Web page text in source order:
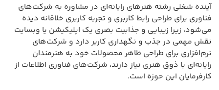
آینده شغلی رشته هنرهای رایانه‌ای در مشاوره به شرکت‌های
فناوری برای طراحی رابط کاربری و تجربه کاربری خلاقانه دیده
می‌شود، زیرا زیبایی و جذابیت بصری یک اپلیکیشن یا وبسایت
نقش مهمی در جذب و نگهداری کاربر دارد و شرکت‌های
نرم‌افزاری برای طراحی ظاهر محصولات خود به هنرمندان
رایانه‌ای با ذوق هنری نیاز دارند، شرکت‌های فناوری اطلاعات از
کارفرمایان این حوزه است.